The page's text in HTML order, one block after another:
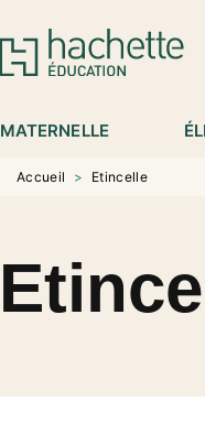
MENU RECHERCHE
MATERNELLE
Accueil > Etincelle